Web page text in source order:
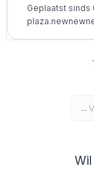
Geplaatst sinds
←